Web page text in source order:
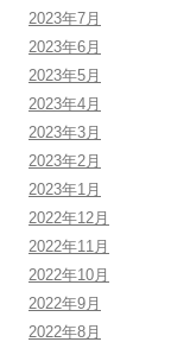
2023年7月
2023年6月
2023年5月
2023年4月
2023年3月
2023年2月
2023年1月
2022年12月
2022年11月
2022年10月
2022年9月
2022年8月